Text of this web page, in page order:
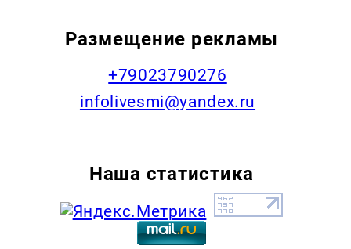
Размещение рекламы
+79023790276
infolivesmi@yandex.ru
Наша статистика